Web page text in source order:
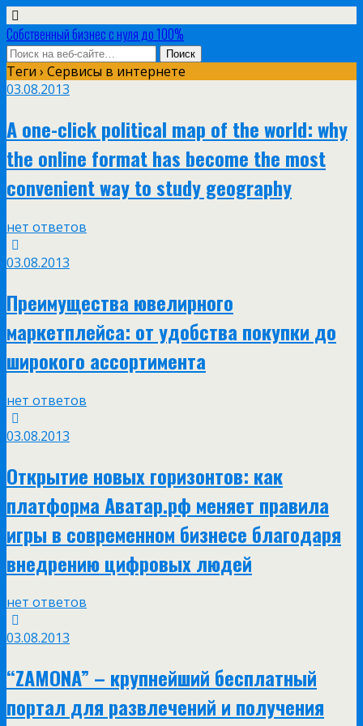
Собственный бизнес с нуля до 100%
Теги › Сервисы в интернете
03.08.2013
A one-click political map of the world: why
the online format has become the most
convenient way to study geography
нет ответов
03.08.2013
Преимущества ювелирного
маркетплейса: от удобства покупки до
широкого ассортимента
нет ответов
03.08.2013
Открытие новых горизонтов: как
платформа Аватар.рф меняет правила
игры в современном бизнесе благодаря
внедрению цифровых людей
нет ответов
03.08.2013
“ZAMONA” – крупнейший бесплатный
портал для развлечений и получения